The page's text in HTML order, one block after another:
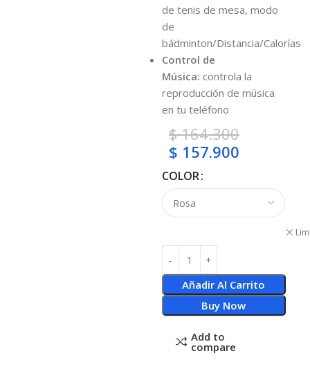
de tenis de mesa, modo
de
bádminton/Distancia/Calorías
Control de
Música: controla la
reproducción de música
en tu teléfono
$164.300
$ 157.900
COLOR
Añadir Al Carrito
Buy Now
Add to
compare